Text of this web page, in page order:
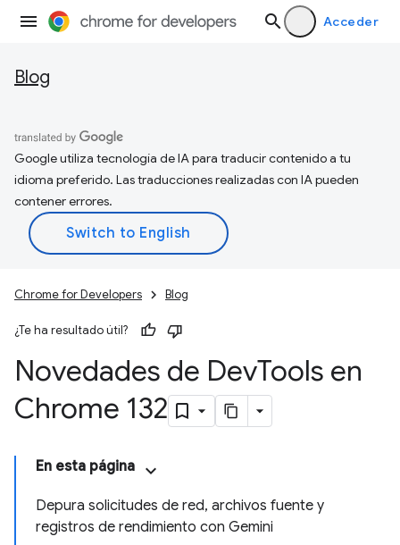
Acceder
Blog
Google utiliza tecnología de IA para traducir contenido a tu
idioma preferido. Las traducciones realizadas con IA pueden
contener errores.
Chrome for Developers Blog
¿Te ha resultado útil?
Novedades de DevTools en
Chrome 132
En esta página
Depura solicitudes de red, archivos fuente y
registros de rendimiento con Gemini